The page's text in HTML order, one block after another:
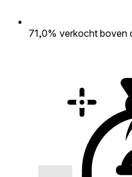
71,0% verkocht boven